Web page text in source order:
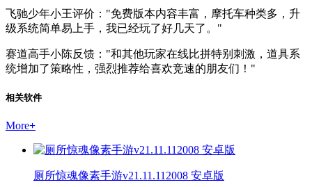
飞驰少年小王评价："免费版本内容丰富，摩托车种类多，升
级系统简单易上手，我已经玩了好几天了。"
赛道高手小陈反馈："和其他玩家在线比拼特别刺激，道具系
统增加了策略性，强烈推荐给喜欢竞速的朋友们！"
相关软件
More+
厕所惊魂像素手游v21.11.112008 安卓版